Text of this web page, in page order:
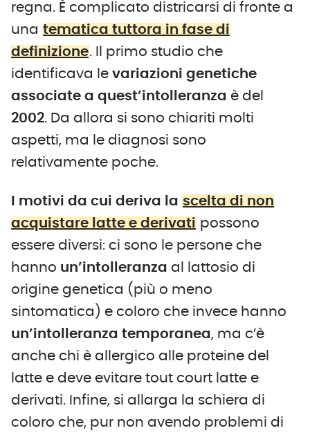
regna. È complicato districarsi di fronte a
una tematica tuttora in fase di
definizione. Il primo studio che
identificava le variazioni genetiche
associate a quest’intolleranza è del
2002. Da allora si sono chiariti molti
aspetti, ma le diagnosi sono
relativamente poche.
I motivi da cui deriva la scelta di non
acquistare latte e derivati possono
essere diversi: ci sono le persone che
hanno un’intolleranza al lattosio di
origine genetica (più o meno
sintomatica) e coloro che invece hanno
un’intolleranza temporanea, ma c’è
anche chi è allergico alle proteine del
latte e deve evitare tout court latte e
derivati. Infine, si allarga la schiera di
coloro che, pur non avendo problemi di